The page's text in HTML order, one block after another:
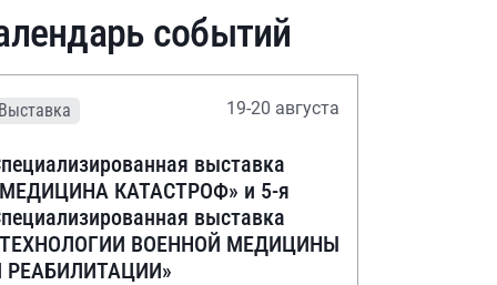
событий
Выставка 19-20 августа
выставка
КАТАСТРОФ» и 5-я
выставка
ВОЕННОЙ МЕДИЦИНЫ
РЕАБИЛИТАЦИИ»